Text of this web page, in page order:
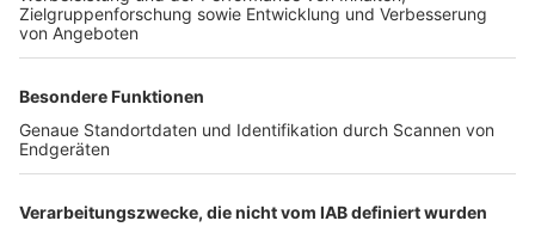
TOP-PARTNER